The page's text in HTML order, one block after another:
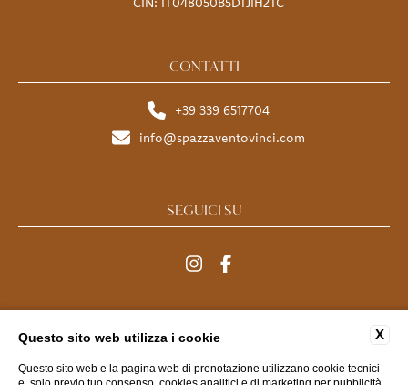
CONTATTI
+39 339 6517704
info@spazzaventovinci.com
SEGUICI SU
MENU X
Questo sito web utilizza i cookie
Questo sito web e la pagina web di prenotazione utilizzano cookie tecnici